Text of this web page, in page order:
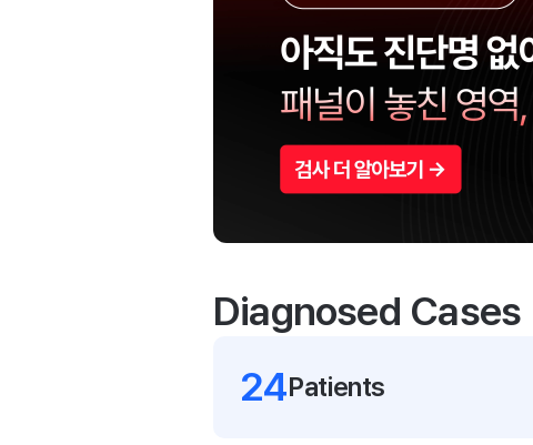
Diagnosed Cases
24Patients